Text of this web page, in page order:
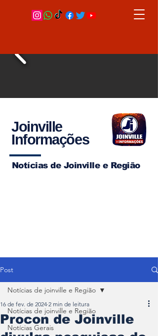
Joinville
Informações
Notícias de Joinville e Região
Post
Notícias de joinville e Região
Notícias Gerais
Notícias de joinville e Região
Procon de Joinville
16 de fev. de 2024 2 min de leitura